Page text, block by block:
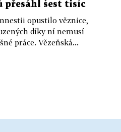
přesáhl šest tisíc
opustilo věznice,
díky ní nemusí
práce. Vězeňská...